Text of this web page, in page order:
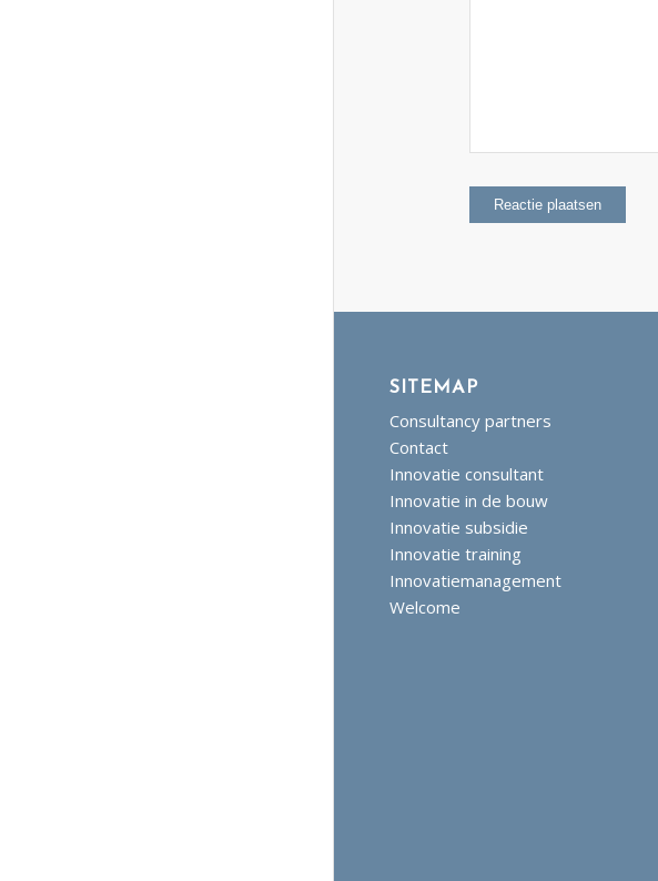
SITEMAP
Consultancy partners
Contact
Innovatie consultant
Innovatie in de bouw
Innovatie subsidie
Innovatie training
Innovatiemanagement
Welcome